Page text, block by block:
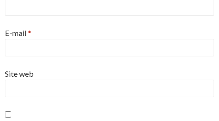
E-mail*
Site web